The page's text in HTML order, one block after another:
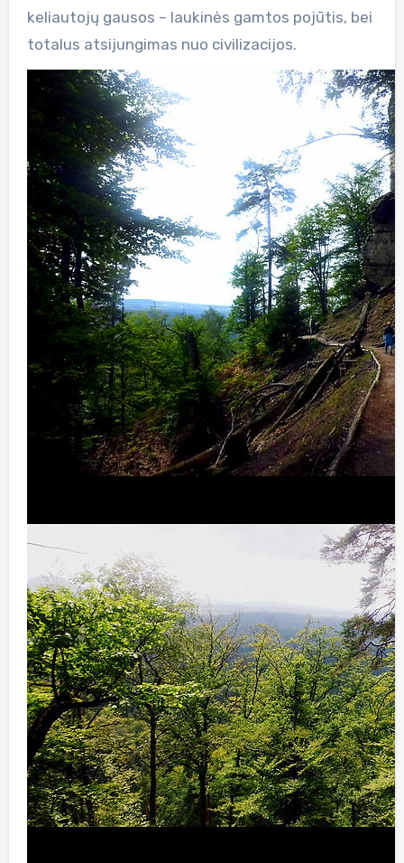
keliautojų gausos – laukinės gamtos pojūtis, bei
totalus atsijungimas nuo civilizacijos.